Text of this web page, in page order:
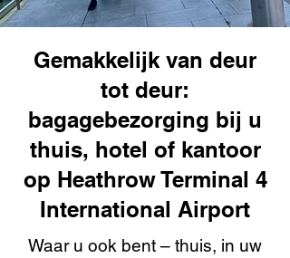
Gemakkelijk van deur
tot deur:
bagagebezorging bij u
thuis, hotel of kantoor
op Heathrow Terminal 4
International Airport
Waar u ook bent – thuis, in uw